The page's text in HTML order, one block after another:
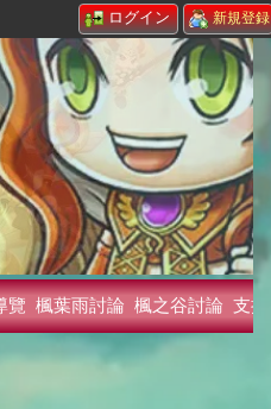
ログイン 新規登録
覽 楓葉雨討論 楓之谷討論 支持